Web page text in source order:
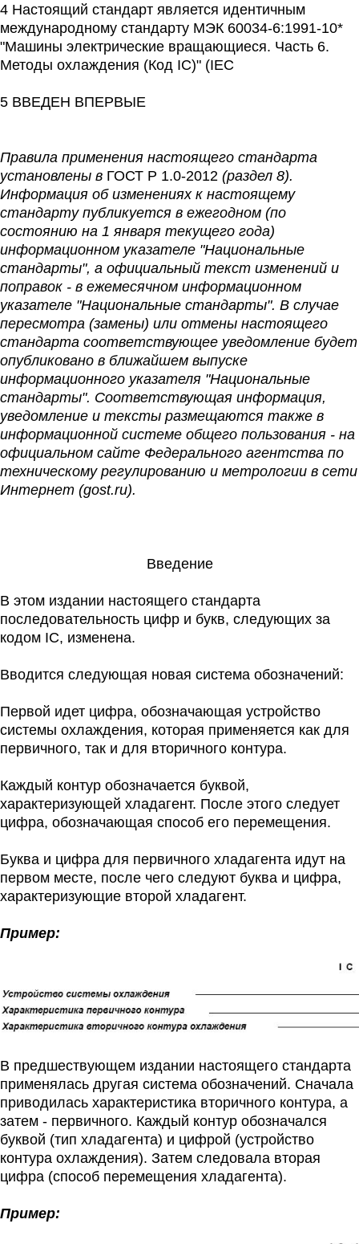
4 Настоящий стандарт является идентичным
международному стандарту МЭК 60034-6:1991-10*
"Машины электрические вращающиеся. Часть 6.
Методы охлаждения (Код IC)" (IEC
5 ВВЕДЕН ВПЕРВЫЕ
Правила применения настоящего стандарта
установлены в ГОСТ Р 1.0-2012 (раздел 8).
Информация об изменениях к настоящему
стандарту публикуется в ежегодном (по
состоянию на 1 января текущего года)
информационном указателе "Национальные
стандарты", а официальный текст изменений и
поправок - в ежемесячном информационном
указателе "Национальные стандарты". В случае
пересмотра (замены) или отмены настоящего
стандарта соответствующее уведомление будет
опубликовано в ближайшем выпуске
информационного указателя "Национальные
стандарты". Соответствующая информация,
уведомление и тексты размещаются также в
информационной системе общего пользования - на
официальном сайте Федерального агентства по
техническому регулированию и метрологии в сети
Интернет (gost.ru).
Введение
В этом издании настоящего стандарта
последовательность цифр и букв, следующих за
кодом IC, изменена.
Вводится следующая новая система обозначений:
Первой идет цифра, обозначающая устройство
системы охлаждения, которая применяется как для
первичного, так и для вторичного контура.
Каждый контур обозначается буквой,
характеризующей хладагент. После этого следует
цифра, обозначающая способ его перемещения.
Буква и цифра для первичного хладагента идут на
первом месте, после чего следуют буква и цифра,
характеризующие второй хладагент.
Пример:
В предшествующем издании настоящего стандарта
применялась другая система обозначений. Сначала
приводилась характеристика вторичного контура, а
затем - первичного. Каждый контур обозначался
буквой (тип хладагента) и цифрой (устройство
контура охлаждения). Затем следовала вторая
цифра (способ перемещения хладагента).
Пример: